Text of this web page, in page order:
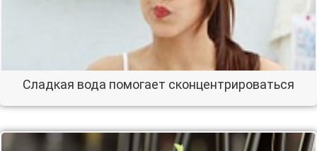
Сладкая вода помогает сконцентрироваться